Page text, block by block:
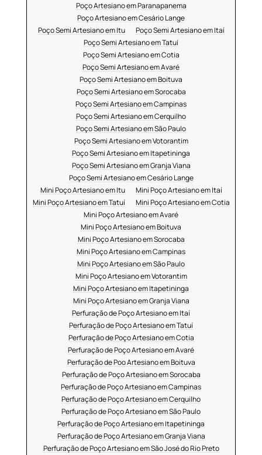
Poço Artesiano em Paranapanema
Poço Artesiano em Cesário Lange
Poço Semi Artesiano em Itu
Poço Semi Artesiano em Itaí
Poço Semi Artesiano em Tatuí
Poço Semi Artesiano em Cotia
Poço Semi Artesiano em Avaré
Poço Semi Artesiano em Boituva
Poço Semi Artesiano em Sorocaba
Poço Semi Artesiano em Campinas
Poço Semi Artesiano em Cerquilho
Poço Semi Artesiano em São Paulo
Poço Semi Artesiano em Votorantim
Poço Semi Artesiano em Itapetininga
Poço Semi Artesiano em Granja Viana
Poço Semi Artesiano em Cesário Lange
Mini Poço Artesiano em Itu
Mini Poço Artesiano em Itaí
Mini Poço Artesiano em Tatuí
Mini Poço Artesiano em Cotia
Mini Poço Artesiano em Avaré
Mini Poço Artesiano em Boituva
Mini Poço Artesiano em Sorocaba
Mini Poço Artesiano em Campinas
Mini Poço Artesiano em São Paulo
Mini Poço Artesiano em Votorantim
Mini Poço Artesiano em Itapetininga
Mini Poço Artesiano em Granja Viana
Perfuração de Poço Artesiano em Itaí
Perfuração de Poço Artesiano em Tatuí
Perfuração de Poço Artesiano em Cotia
Perfuração de Poço Artesiano em Avaré
Perfuração de Poo Artesiano em Boituva
Perfuração de Poço Artesiano em Sorocaba
Perfuração de Poço Artesiano em Campinas
Perfuração de Poço Artesiano em Cerquilho
Perfuração de Poço Artesiano em São Paulo
Perfuração de Poço Artesiano em Itapetininga
Perfuração de Poço Artesiano em Granja Viana
Perfuração de Poço Artesiano em São José do Rio Preto